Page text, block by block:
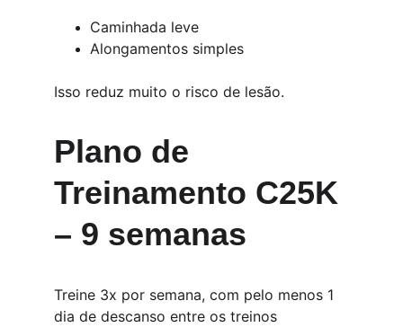
Caminhada leve
Alongamentos simples
Isso reduz muito o risco de lesão.
Plano de
Treinamento C25K
– 9 semanas
Treine 3x por semana, com pelo menos 1
dia de descanso entre os treinos